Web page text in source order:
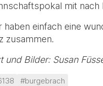
mit nach
haben einfach eine
zusammen.
und Bilder: Susan
#burgebrach